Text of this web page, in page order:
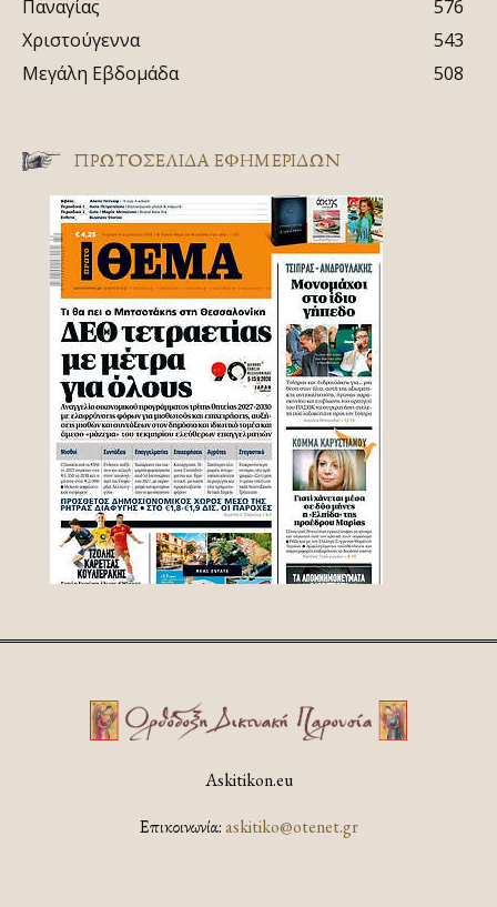
Παναγίας
576
Χριστούγεννα
543
Μεγάλη Εβδομάδα
508
ΠΡΩΤΟΣΈΛΙΔΑ ΕΦΗΜΕΡΊΔΩΝ
Askitikon.eu
Επικοινωνία:askitiko@otenet.gr